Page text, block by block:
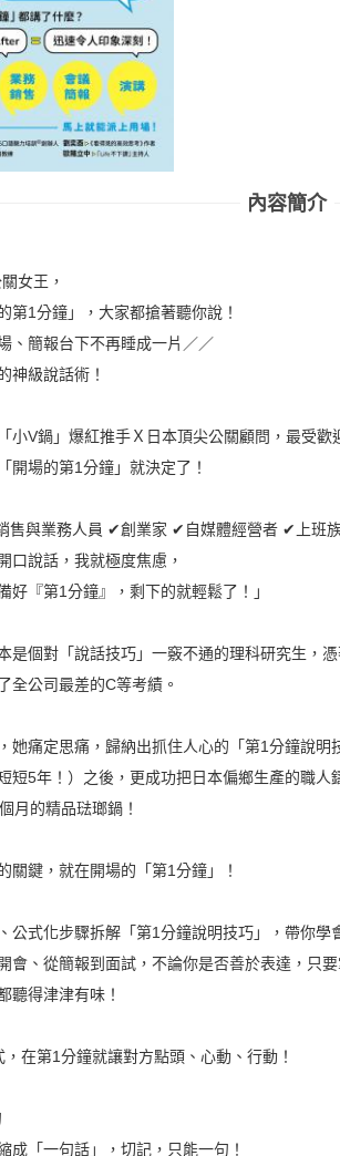
內容簡介
女王，
第1分鐘」，大家都搶著聽你說！
、簡報台下不再睡成一片／／
神級說話術！
小V鍋」爆紅推手Ｘ日本頂尖公關顧問，最受歡
開場的第1分鐘」就決定了！
售與業務人員 ✔創業家 ✔自媒體經營者 ✔上班
口說話，我就極度焦慮，
好『第1分鐘』，剩下的就輕鬆了！」
是個對「說話技巧」一竅不通的理科研究生，
全公司最差的C等考績。
她痛定思痛，歸納出抓住人心的「第1分鐘說
短5年！）之後，更成功把日本偏鄉生產的職
月的精品琺瑯鍋！
關鍵，就在開場的「第1分鐘」！
公式化步驟拆解「第1分鐘說明技巧」，帶你
會、從簡報到面試，不論你是否善於表達，只
聽得津津有味！
，在第1分鐘就讓對方點頭、心動、行動！
成「一句話」，切記，只能一句！